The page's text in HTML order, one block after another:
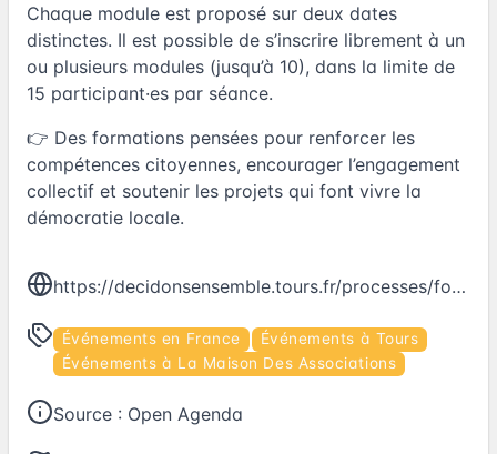
Chaque module est proposé sur deux dates
distinctes. Il est possible de s’inscrire librement à un
ou plusieurs modules (jusqu’à 10), dans la limite de
15 participant·es par séance.
👉 Des formations pensées pour renforcer les
compétences citoyennes, encourager l’engagement
collectif et soutenir les projets qui font vivre la
démocratie locale.
https://decidonsensemble.tours.fr/processes/formations-citoyennes/f/505/
Événements en France
Événements à Tours
Événements à La Maison Des Associations
Source : Open Agenda